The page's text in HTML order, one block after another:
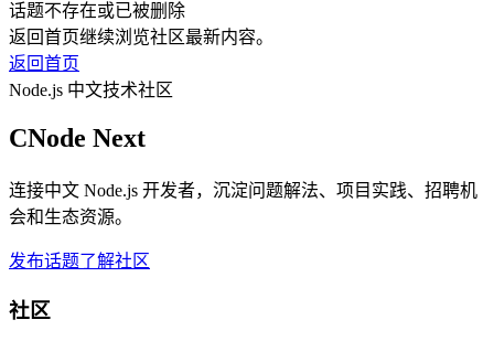
话题不存在或已被删除
返回首页继续浏览社区最新内容。
返回首页
Node.js 中文技术社区
CNode Next
连接中文 Node.js 开发者，沉淀问题解法、项目实践、招聘机
会和生态资源。
发布话题了解社区
社区